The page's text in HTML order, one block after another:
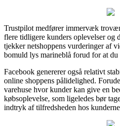
Trustpilot medfører immervæk
flere tidligere kunders oplevelser og
tjekker netshoppens vurderinger af
bomuld lys marineblå forud for at
Facebook genererer også relativt
online shoppens pålidelighed.
varehuse hvor kunder kan give en
købsoplevelse, som ligeledes bør
indtryk af tilfredsheden hos